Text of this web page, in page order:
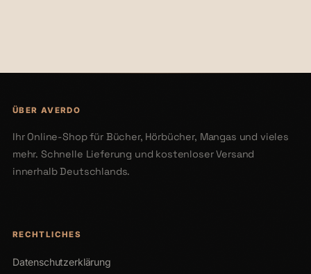
ÜBER AVERDO
Ihr Online-Shop für Bücher, Hörbücher, Mangas und vieles
mehr. Schnelle Lieferung und kostenloser Versand
innerhalb Deutschlands.
RECHTLICHES
Datenschutzerklärung